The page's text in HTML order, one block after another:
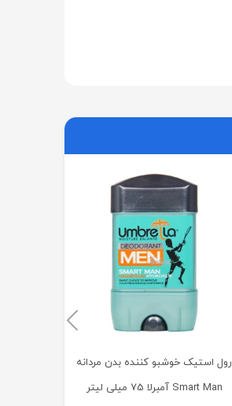
رول استیک خوشبو کننده بدن مردانه
Smart Man آمبرلا 75 میلی لیتر